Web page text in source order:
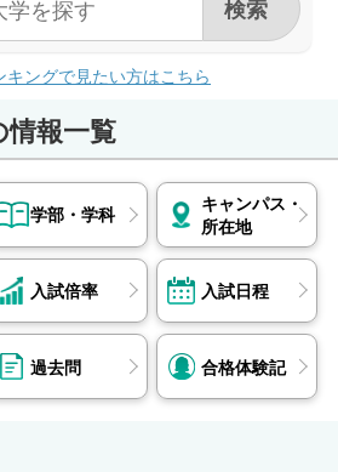
キングで見たい方はこちら
情報一覧
学部・学科
キャンパス・
所在地
入試倍率 入試日程
過去問 合格体験記